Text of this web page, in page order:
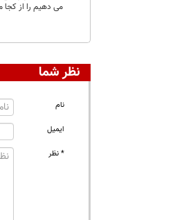
می دهیم را از کجا
نظر شما
نام
ایمیل
* نظر